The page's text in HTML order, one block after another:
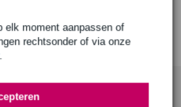
elk moment aanpassen of
rechtsonder of via onze
.